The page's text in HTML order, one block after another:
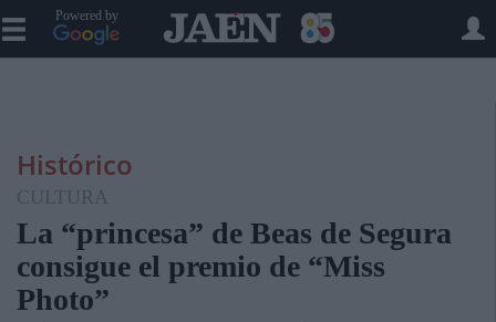
Powered by
Histórico
CULTURA
La “princesa” de Beas de Segura
consigue el premio de “Miss
Photo”